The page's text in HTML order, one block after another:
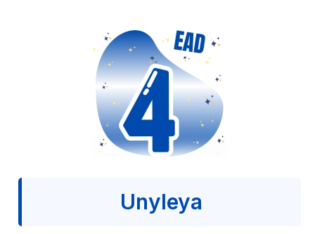
Unyleya